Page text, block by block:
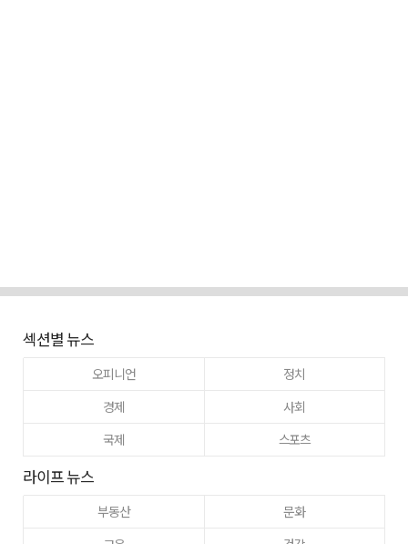
섹션별 뉴스
오피니언
정치
경제
사회
국제
스포츠
라이프 뉴스
부동산
문화